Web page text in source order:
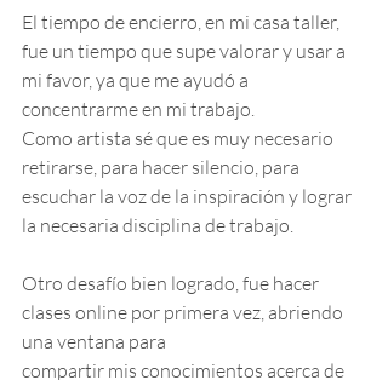
El tiempo de encierro, en mi casa taller,
fue un tiempo que supe valorar y usar a
mi favor, ya que me ayudó a
concentrarme en mi trabajo.
Como artista sé que es muy necesario
retirarse, para hacer silencio, para
escuchar la voz de la inspiración y lograr
la necesaria disciplina de trabajo.
Otro desafío bien logrado, fue hacer
clases online por primera vez, abriendo
una ventana para
compartir mis conocimientos acerca de